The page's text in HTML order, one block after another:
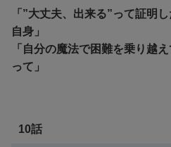
「”大丈夫、出来る”って証明
自身」
「自分の魔法で困難を乗り越
って」
10話